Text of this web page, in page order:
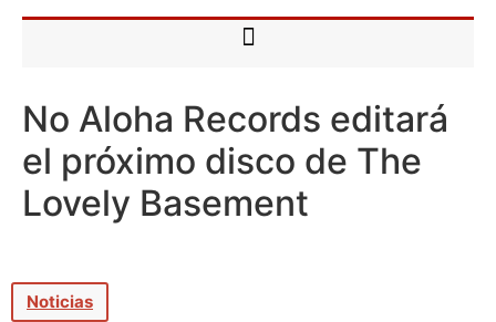
No Aloha Records editará
el próximo disco de The
Lovely Basement
Noticias